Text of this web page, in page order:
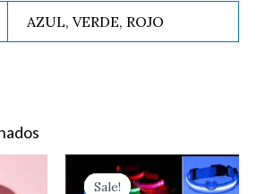
AZUL, VERDE, ROJO
Sale!
Sale!
Original
price
Current
price